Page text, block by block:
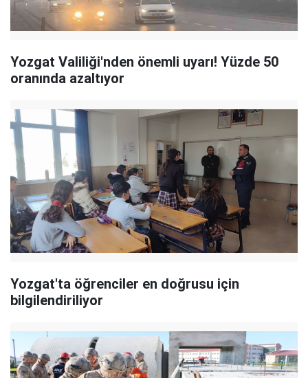
Yozgat Valiliği'nden önemli uyarı! Yüzde 50
oranında azaltıyor
Yozgat'ta öğrenciler en doğrusu için
bilgilendiriliyor